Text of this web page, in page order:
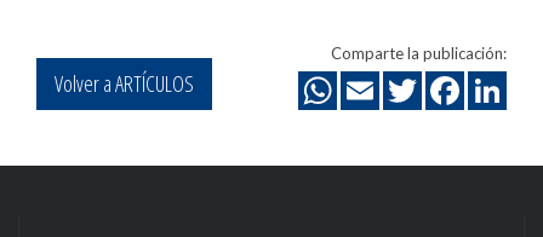
Volver a ARTÍCULOS
Comparte la publicación: